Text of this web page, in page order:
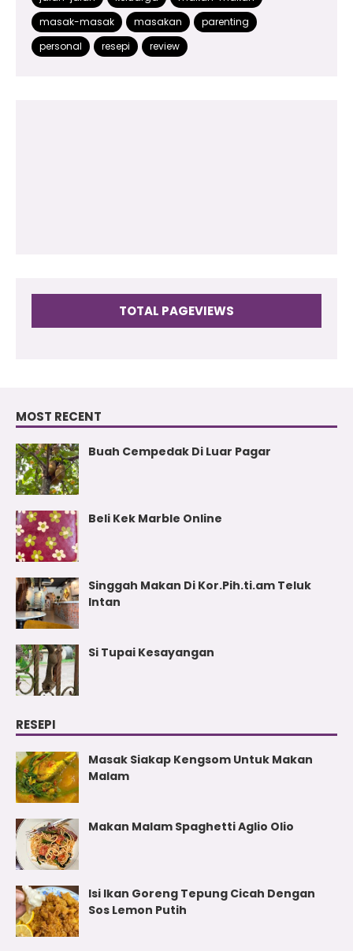
2015
2014
masak-masak
masakan
parenting
personal
resepi review
TOTAL PAGEVIEWS
MOST RECENT
Buah Cempedak Di Luar Pagar
Beli Kek Marble Online
Singgah Makan Di Kor.Pih.ti.am Teluk
Intan
Si Tupai Kesayangan
RESEPI
Masak Siakap Kengsom Untuk Makan
Malam
Makan Malam Spaghetti Aglio Olio
Isi Ikan Goreng Tepung Cicah Dengan
Sos Lemon Putih